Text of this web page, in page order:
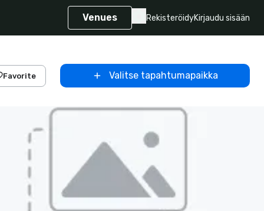
Venues RekisteröidyKirjaudu sisään
Favorite Valitse tapahtumapaikka